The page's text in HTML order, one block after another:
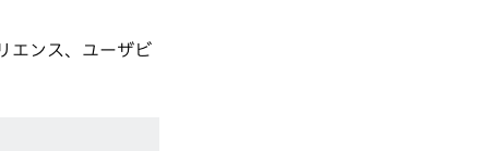
エンス、ユーザビ